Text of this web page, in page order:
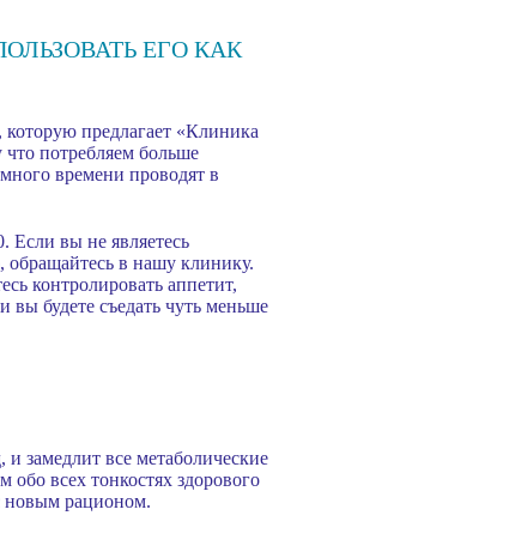
ЕГО КАК
предлагает «Клиника
потребляем больше
времени проводят в
Если вы не являетесь
обращайтесь в нашу клинику.
контролировать аппетит,
вы будете съедать чуть меньше
замедлит все метаболические
всех тонкостях здорового
новым рационом.